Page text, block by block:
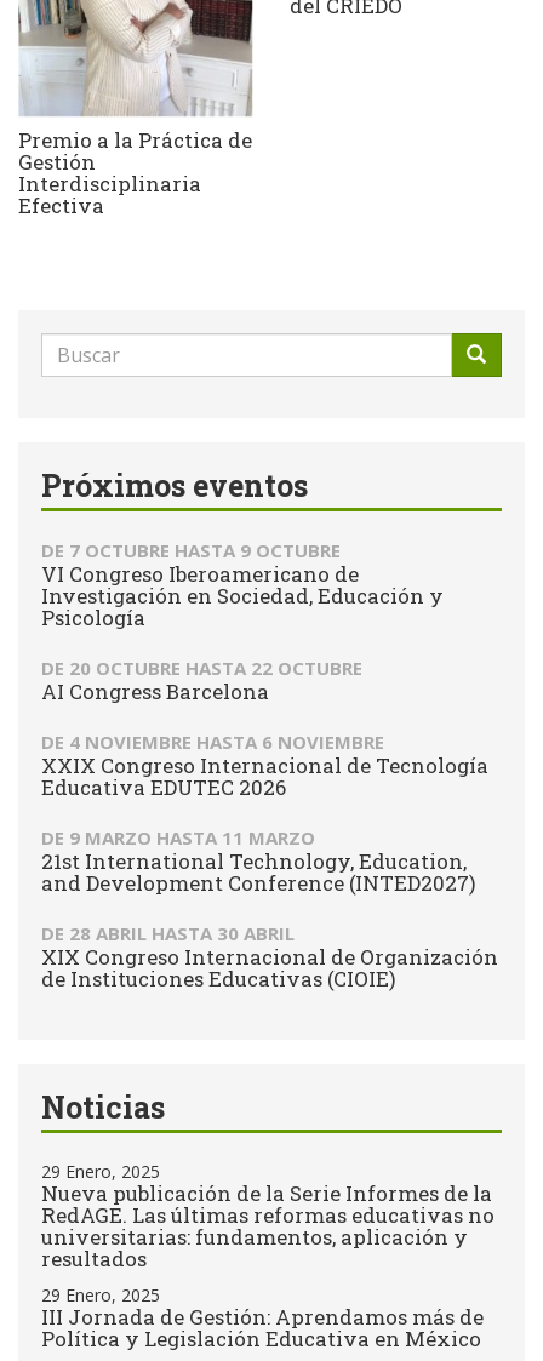
Premio a la Práctica de
Gestión
Interdisciplinaria
Efectiva
Formulario
de
Próximos eventos
DE 7 OCTUBRE HASTA 9 OCTUBRE
VI Congreso Iberoamericano de
Investigación en Sociedad, Educación y
Psicología
DE 20 OCTUBRE HASTA 22 OCTUBRE
AI Congress Barcelona
DE 4 NOVIEMBRE HASTA 6 NOVIEMBRE
XXIX Congreso Internacional de Tecnología
Educativa EDUTEC 2026
DE 9 MARZO HASTA 11 MARZO
21st International Technology, Education,
and Development Conference (INTED2027)
DE 28 ABRIL HASTA 30 ABRIL
XIX Congreso Internacional de Organización
de Instituciones Educativas (CIOIE)
Noticias
29 Enero, 2025
Nueva publicación de la Serie Informes de la
RedAGE. Las últimas reformas educativas no
universitarias: fundamentos, aplicación y
resultados
29 Enero, 2025
III Jornada de Gestión: Aprendamos más de
Política y Legislación Educativa en México